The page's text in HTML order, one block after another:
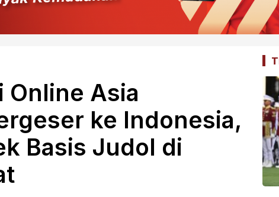
Online Asia
ke Indonesia,
Basis Judol di